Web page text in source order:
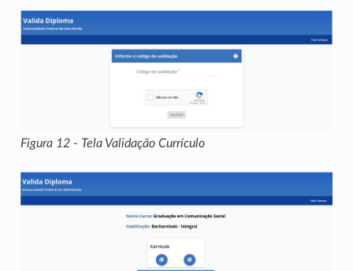
Figura 12 - Tela Validação Currículo